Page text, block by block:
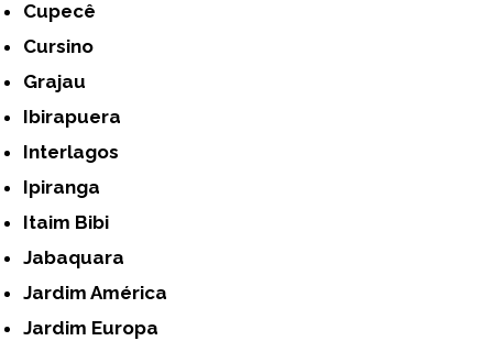
Cupecê
Cursino
Grajau
Ibirapuera
Interlagos
Ipiranga
Itaim Bibi
Jabaquara
Jardim América
Jardim Europa